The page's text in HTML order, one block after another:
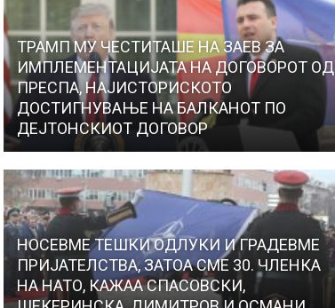
ТРАМП МУ ЧЕСТИТАШЕ НА ЗАЕВ ЗА
ИМПЛЕМЕНТАЦИЈАТА НА ДОГОВОРОТ ОД
ПРЕСПА, НАЈИСТОРИСКОТО
ДОСТИГНУВАЊЕ НА БАЛКАНОТ ПО
ДЕЈТОНСКИОТ ДОГОВОР
НОСЕВМЕ ТЕШКИ ОДЛУКИ И ГРАДЕВМЕ
ПРИЈАТЕЛСТВА, ЗАТОА СМЕ 30. ЧЛЕНКА
НА НАТО, КАЖАА СПАСОВСКИ,